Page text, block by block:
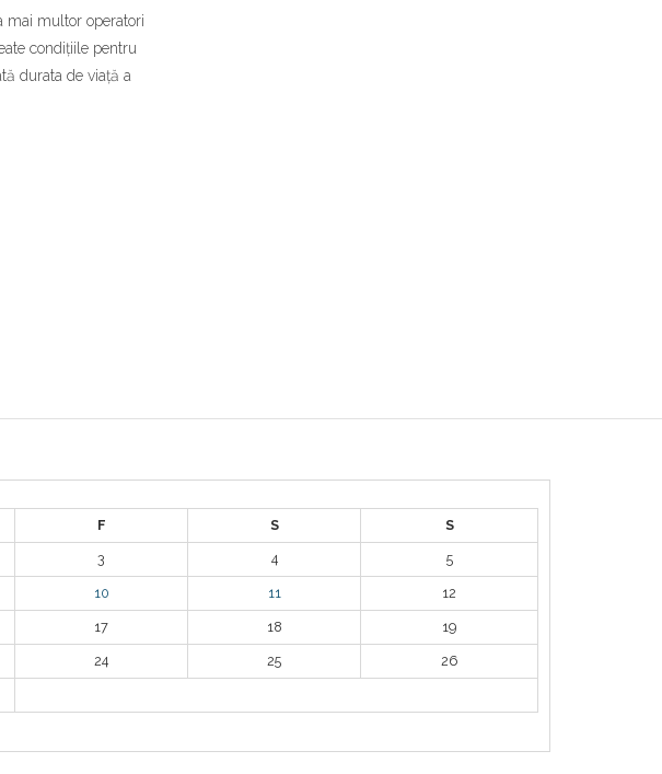
mai multor operatori
condițiile pentru
durata de viață a
F S S
3 4 5
10 11 12
17 18 19
24 25 26